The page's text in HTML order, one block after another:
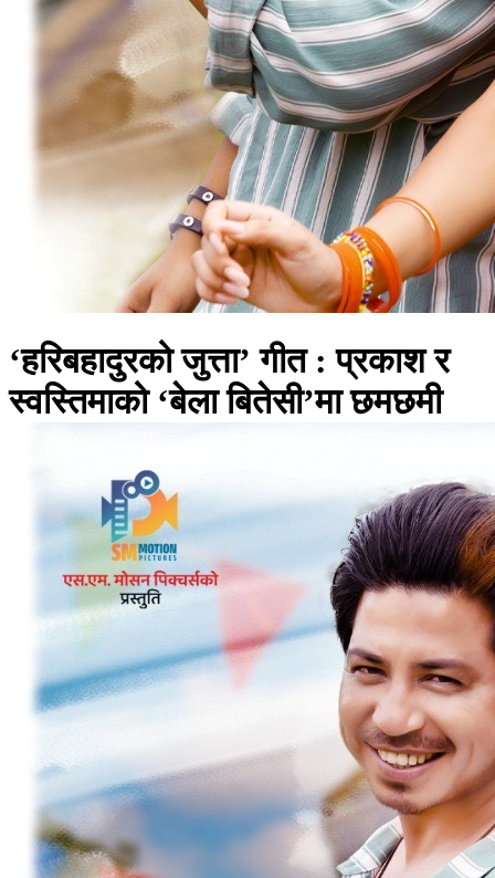
‘हरिबहादुरको जुत्ता’ गीत : प्रकाश र
स्वस्तिमाको ‘बेला बितेसी’मा छमछमी